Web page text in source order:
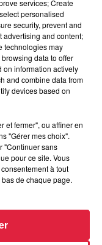
: rencontre
services; Create
personalised
security, prevent and
advertising and content;
technologies may
data to offer
on information actively
and combine data from
devices based on
et fermer", ou affiner en
"Gérer mes choix".
"Continuer sans
pour ce site. Vous
à tout
de chaque page.